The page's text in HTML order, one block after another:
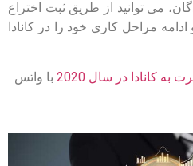
می توانید از طریق ثبت اختراع
مراحل کاری خود را در کانادا
کانادا در سال 2020
با واتس